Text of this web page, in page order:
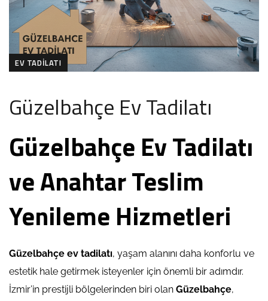
EV TADILATI
Güzelbahçe Ev Tadilatı
Güzelbahçe Ev Tadilatı
ve Anahtar Teslim
Yenileme Hizmetleri
Güzelbahçe ev tadilatı, yaşam alanını daha konforlu ve
estetik hale getirmek isteyenler için önemli bir adımdır.
İzmir’in prestijli bölgelerinden biri olan Güzelbahçe,